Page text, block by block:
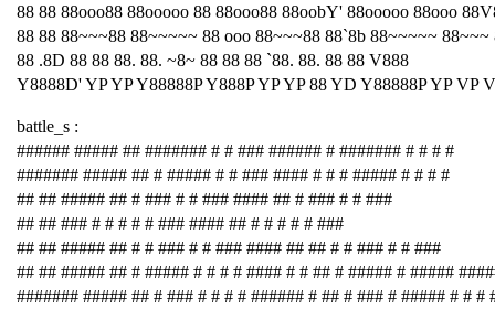
88 88 88ooo88 88ooooo 88 88ooo88 88oobY' 88ooooo 88ooo
88 88 88~~~88 88~~~~~ 88 ooo 88~~~88 88`8b 88~~~~~ 88~~~
88 .8D 88 88 88. 88. ~8~ 88 88 88 `88. 88. 88 88 V888
Y8888D' YP YP Y88888P Y888P YP YP 88 YD Y88888P YP VP
battle_s :
###### ##### ## ####### # # ### ###### # ####### # # # #
####### ##### ## # ##### # # ### #### # # # ##### # # # #
## ## ##### ## # ### # # ### #### ## # ### # # ###
## ## ### # # # # # ### #### ## # # # # # ###
## ## ##### ## # # ### # # ### #### ## ## # # ### # # ###
## ## ##### ## # ##### # # # # #### # # ## # ##### # #####
####### ##### ## # ### # # # # ###### # ## # ### # ##### # # #